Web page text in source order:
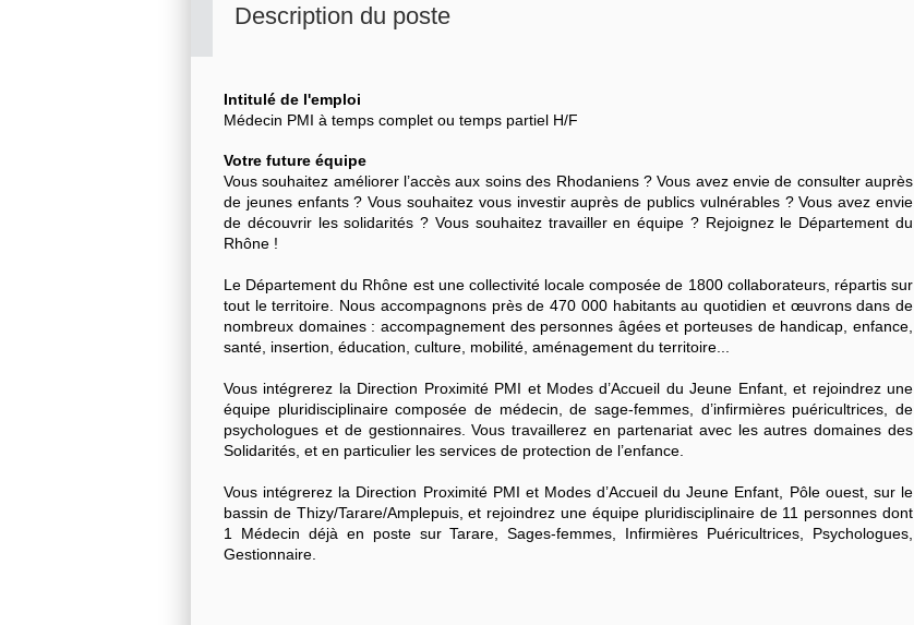
Description du poste
Intitulé de l'emploi
Médecin PMI à temps complet ou temps partiel H/F
Votre future équipe
Vous souhaitez améliorer l’accès aux soins des Rhodaniens ? Vous avez envie de consulter auprès
de jeunes enfants ? Vous souhaitez vous investir auprès de publics vulnérables ? Vous avez envie
de découvrir les solidarités ? Vous souhaitez travailler en équipe ? Rejoignez le Département du
Rhône !
Le Département du Rhône est une collectivité locale composée de 1800 collaborateurs, répartis sur
tout le territoire. Nous accompagnons près de 470 000 habitants au quotidien et œuvrons dans de
nombreux domaines : accompagnement des personnes âgées et porteuses de handicap, enfance,
santé, insertion, éducation, culture, mobilité, aménagement du territoire...
Vous intégrerez la Direction Proximité PMI et Modes d’Accueil du Jeune Enfant, et rejoindrez une
équipe pluridisciplinaire composée de médecin, de sage-femmes, d’infirmières puéricultrices, de
psychologues et de gestionnaires. Vous travaillerez en partenariat avec les autres domaines des
Solidarités, et en particulier les services de protection de l’enfance.
Vous intégrerez la Direction Proximité PMI et Modes d’Accueil du Jeune Enfant, Pôle ouest, sur le
bassin de Thizy/Tarare/Amplepuis, et rejoindrez une équipe pluridisciplinaire de 11 personnes dont
1 Médecin déjà en poste sur Tarare, Sages-femmes, Infirmières Puéricultrices, Psychologues,
Gestionnaire.